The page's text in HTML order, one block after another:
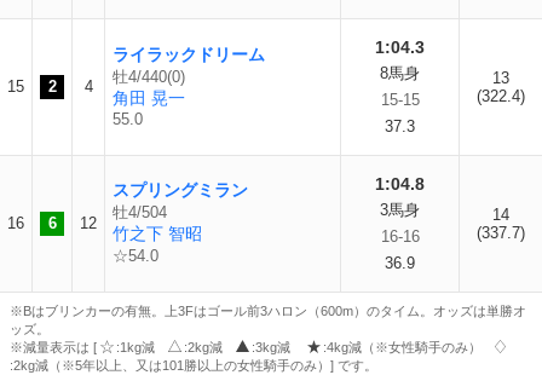
15 2 4
ライラックドリーム
牡4/440(0)
角田 晃一
55.0
1:04.3
8馬身
15-15
37.3
13
(322.4)
16 6 12
スプリングミラン
牡4/504
竹之下 智昭
☆54.0
1:04.8
3馬身
16-16
36.9
14
(337.7)
※Bはブリンカーの有無。上3Fはゴール前3ハロン（600m）のタイム。オッズは単勝オ
ッズ。
※減量表示は [
:1kg減 :2kg減 :3kg減
:4kg減（※女性騎手のみ）
:2kg減（※5年以上、又は101勝以上の女性騎手のみ）] です。